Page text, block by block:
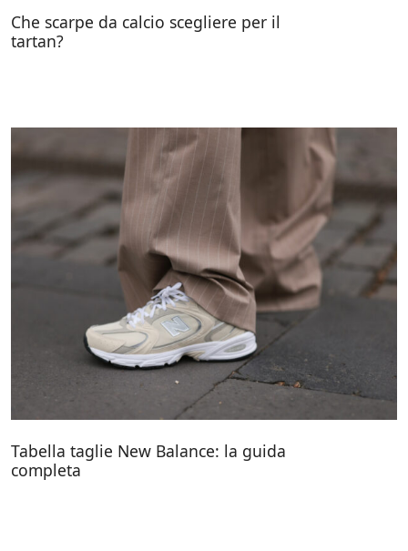
Che scarpe da calcio scegliere per il
tartan?
Tabella taglie New Balance: la guida
completa